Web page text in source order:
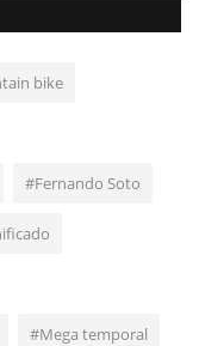
bike
#Fernando Soto
#Mega temporal